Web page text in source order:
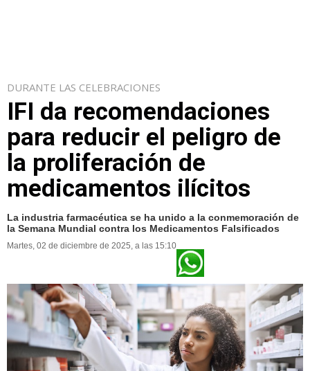
DURANTE LAS CELEBRACIONES
IFI da recomendaciones
para reducir el peligro de
la proliferación de
medicamentos ilícitos
La industria farmacéutica se ha unido a la conmemoración de
la Semana Mundial contra los Medicamentos Falsificados
Martes, 02 de diciembre de 2025, a las 15:10